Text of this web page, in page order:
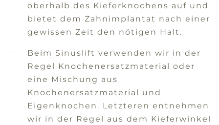
oberhalb des Kieferknochens auf und
bietet dem Zahnimplantat nach einer
gewissen Zeit den nötigen Halt.
Beim Sinuslift verwenden wir in der
Regel Knochenersatzmaterial oder
eine Mischung aus
Knochenersatzmaterial und
Eigenknochen. Letzteren entnehmen
wir in der Regel aus dem Kieferwinkel